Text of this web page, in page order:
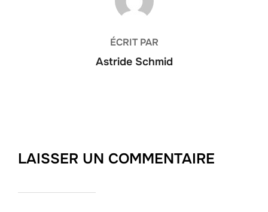
ÉCRIT PAR
Astride Schmid
LAISSER UN COMMENTAIRE